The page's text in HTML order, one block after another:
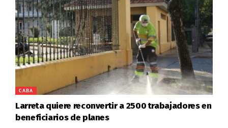
CABA
Larreta quiere reconvertir a 2500 trabajadores en
beneficiarios de planes